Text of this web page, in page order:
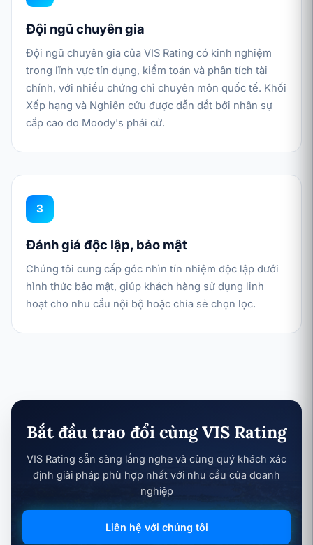
Đội ngũ chuyên gia
Đội ngũ chuyên gia của VIS Rating có kinh nghiệm
trong lĩnh vực tín dụng, kiểm toán và phân tích tài
chính, với nhiều chứng chỉ chuyên môn quốc tế. Khối
Xếp hạng và Nghiên cứu được dẫn dắt bởi nhân sự
cấp cao do Moody's phái cử.
3
Đánh giá độc lập, bảo mật
Chúng tôi cung cấp góc nhìn tín nhiệm độc lập dưới
hình thức bảo mật, giúp khách hàng sử dụng linh
hoạt cho nhu cầu nội bộ hoặc chia sẻ chọn lọc.
Bắt đầu trao đổi cùng VIS Rating
VIS Rating sẵn sàng lắng nghe và cùng quý khách xác
định giải pháp phù hợp nhất với nhu cầu của doanh
nghiệp
Liên hệ với chúng tôi